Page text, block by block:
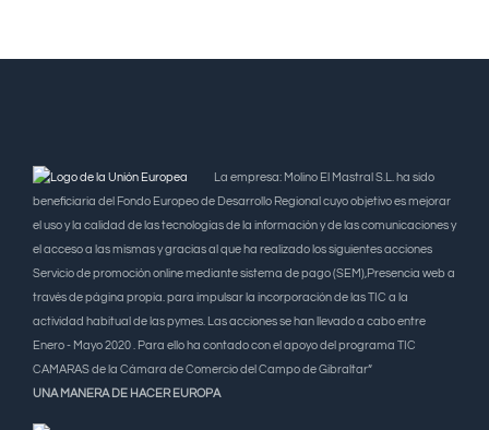
La empresa: Molino El Mastral S.L. ha sido
beneficiaria del Fondo Europeo de Desarrollo Regional cuyo objetivo es mejorar
el uso y la calidad de las tecnologías de la información y de las comunicaciones y
el acceso a las mismas y gracias al que ha realizado los siguientes acciones
Servicio de promoción online mediante sistema de pago (SEM),Presencia web a
través de página propia. para impulsar la incorporación de las TIC a la
actividad habitual de las pymes. Las acciones se han llevado a cabo entre
Enero - Mayo 2020 . Para ello ha contado con el apoyo del programa TIC
CAMARAS de la Cámara de Comercio del Campo de Gibraltar”
UNA MANERA DE HACER EUROPA